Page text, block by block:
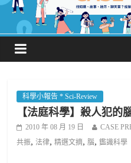
科學小報告 * Sci-Review
【法庭科學】殺人犯的
2010 年 08 月 19 日 CASE
共振, 法律,精選文摘,腦,鑑識科學